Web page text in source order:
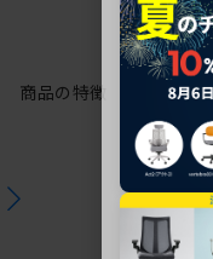
商品の特徴